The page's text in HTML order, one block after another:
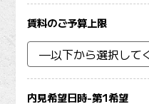
賃料のご予算上限
内見希望日時-第1希望